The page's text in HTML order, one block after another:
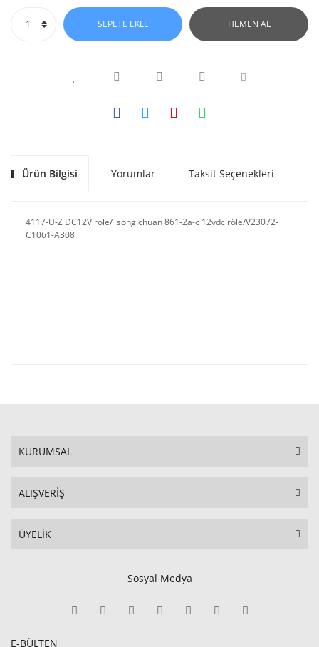
SEPETE EKLE HEMEN AL
Ürün Bilgisi Yorumlar Taksit Seçenekleri
4117-U-Z DC12V role/ song chuan 861-2a-c 12vdc röle/V23072-
C1061-A308
KURUMSAL
ALIŞVERİŞ
ÜYELİK
Sosyal Medya
E-BÜLTEN